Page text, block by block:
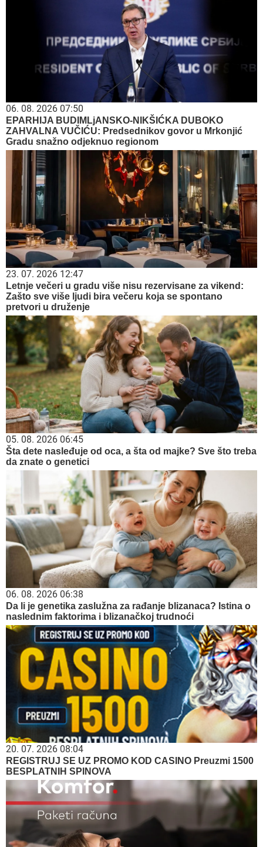
06. 08. 2026 07:50
EPARHIJA BUDIMLjANSKO-NIKŠIĆKA DUBOKO
ZAHVALNA VUČIĆU: Predsednikov govor u Mrkonjić
Gradu snažno odjeknuo regionom
23. 07. 2026 12:47
Letnje večeri u gradu više nisu rezervisane za vikend:
Zašto sve više ljudi bira večeru koja se spontano
pretvori u druženje
05. 08. 2026 06:45
Šta dete nasleđuje od oca, a šta od majke? Sve što treba
da znate o genetici
06. 08. 2026 06:38
Da li je genetika zaslužna za rađanje blizanaca? Istina o
naslednim faktorima i blizanačkoj trudnoći
20. 07. 2026 08:04
REGISTRUJ SE UZ PROMO KOD CASINO Preuzmi 1500
BESPLATNIH SPINOVA